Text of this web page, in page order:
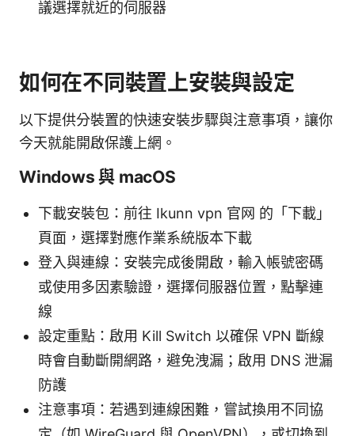
議選擇就近的伺服器
如何在不同裝置上安裝與設定
以下提供分裝置的快速安裝步驟與注意事項，讓你
今天就能開啟保護上網。
Windows 與 macOS
下載安裝包：前往 Ikunn vpn 官网 的「下載」
頁面，選擇對應作業系統版本下載
登入與連線：安裝完成後開啟，輸入帳號密碼
或使用多因素驗證，選擇伺服器位置，點擊連
線
設定重點：啟用 Kill Switch 以確保 VPN 斷線
時會自動斷開網路，避免洩漏；啟用 DNS 泄漏
防護
注意事項：若遇到連線困難，嘗試換用不同協